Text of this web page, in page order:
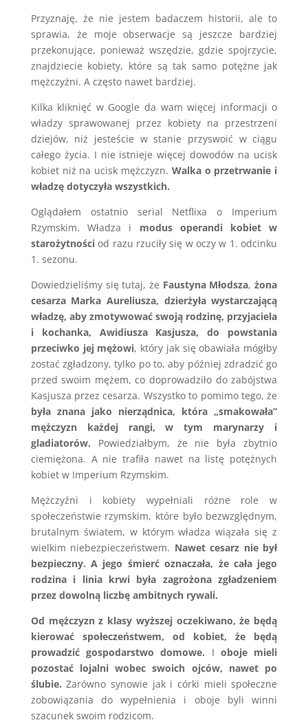
Przyznaję, że nie jestem badaczem historii, ale to
sprawia, że moje obserwacje są jeszcze bardziej
przekonujące, ponieważ wszędzie, gdzie spojrzycie,
znajdziecie kobiety, które są tak samo potężne jak
mężczyźni. A często nawet bardziej.
Kilka kliknięć w Google da wam więcej informacji o
władzy sprawowanej przez kobiety na przestrzeni
dziejów, niż jesteście w stanie przyswoić w ciągu
całego życia. I nie istnieje więcej dowodów na ucisk
kobiet niż na ucisk mężczyzn. Walka o przetrwanie i
władzę dotyczyła wszystkich.
Oglądałem ostatnio serial Netflixa o Imperium
Rzymskim. Władza i modus operandi kobiet w
starożytnościod razu rzuciły się w oczy w 1. odcinku
1. sezonu.
Dowiedzieliśmy się tutaj, że Faustyna Młodsza,żona
cesarza Marka Aureliusza, dzierżyła wystarczającą
władzę, aby zmotywować swoją rodzinę, przyjaciela
i kochanka, Awidiusza Kasjusza, do powstania
przeciwko jej mężowi, który jak się obawiała mógłby
zostać zgładzony, tylko po to, aby później zdradzić go
przed swoim mężem, co doprowadziło do zabójstwa
Kasjusza przez cesarza. Wszystko to pomimo tego, że
była znana jako nierządnica, która „smakowała”
mężczyzn każdej rangi, w tym marynarzy i
gladiatorów. Powiedziałbym, że nie była zbytnio
ciemiężona. A nie trafiła nawet na listę potężnych
kobiet w Imperium Rzymskim.
Mężczyźni i kobiety wypełniali różne role w
społeczeństwie rzymskim, które było bezwzględnym,
brutalnym światem, w którym władza wiązała się z
wielkim niebezpieczeństwem. Nawet cesarz nie był
bezpieczny. A jego śmierć oznaczała, że cała jego
rodzina i linia krwi była zagrożona zgładzeniem
przez dowolną liczbę ambitnych rywali.
Od mężczyzn z klasy wyższej oczekiwano, że będą
kierować społeczeństwem, od kobiet, że będą
prowadzić gospodarstwo domowe. I oboje mieli
pozostać lojalni wobec swoich ojców, nawet po
ślubie.Zarówno synowie jak i córki mieli społeczne
zobowiązania do wypełnienia i oboje byli winni
szacunek swoim rodzicom.